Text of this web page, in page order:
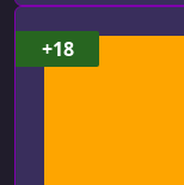
Photoshop и
работы с
новичков,
знакомых с
+18